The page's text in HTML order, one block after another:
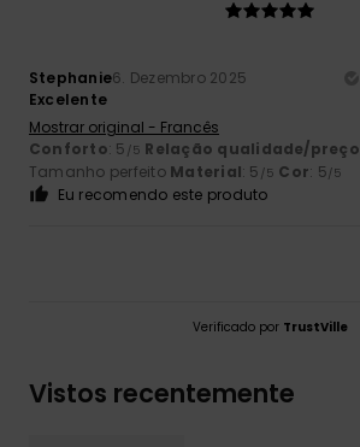
Stephanie6. Dezembro 2025
Excelente
Mostrar original - Francês
Conforto: 5 /5 Relação qualidade/preço
Tamanho perfeito Material: 5 /5 Cor: 5/5
Eu recomendo este produto
Verificado por TrustVille
Vistos recentemente